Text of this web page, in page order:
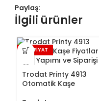
Paylaş:
İlgili ürünler
ŞOK FİYAT
Trodat Printy 4913
Otomatik Kaşe